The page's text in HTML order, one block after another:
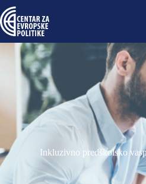
Inkluzivno predškolsko